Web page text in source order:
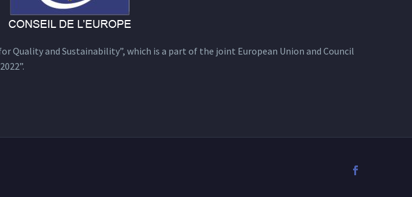
and Sustainability”, which is a part of the joint European Union and Council